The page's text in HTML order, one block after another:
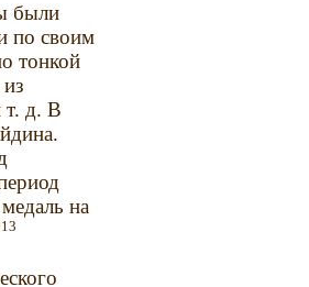
были
по своим
тонкой
т. д. В
на